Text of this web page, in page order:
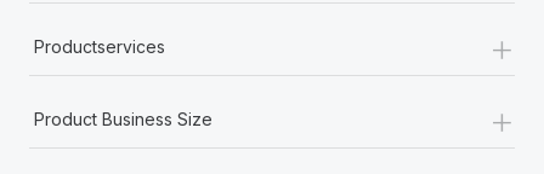
Productservices +
Product Business Size +